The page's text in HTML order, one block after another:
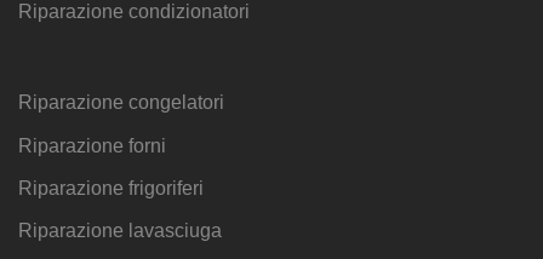
Riparazione condizionatori
Riparazione congelatori
Riparazione forni
Riparazione frigoriferi
Riparazione lavasciuga